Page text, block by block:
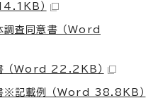
）
調査同意書 （Word
（Word 22.2KB）
※記載例 （Word 38.8KB）